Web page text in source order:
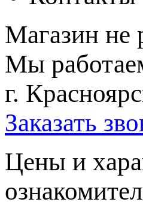
Магазин не
Мы
г.
Заказать
Цeны и